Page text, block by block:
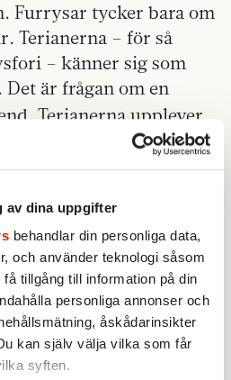
av dina uppgifter
behandlar din personliga data,
och använder teknologi såsom
tillgång till information på din
personliga annonser och
åskådarinsikter
kan själv välja vilka som får
syften.
Furrysar tycker bara om
Terianerna – för så
– känner sig som
är frågan om en
Terianerna upplever
av ”ett ryck i en
pälsen, en sträv tunga
en trend måste betyda
stort mörkertal tidigare,
södra förorter, för i
beskriver finns inte
utan dessutom en
en räv och ett